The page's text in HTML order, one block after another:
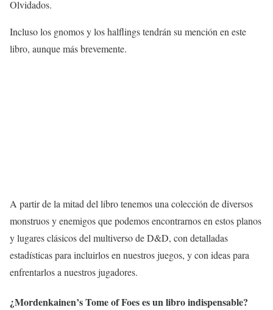
Olvidados.
Incluso los gnomos y los halflings tendrán su mención en este
libro, aunque más brevemente.
A partir de la mitad del libro tenemos una colección de diversos
monstruos y enemigos que podemos encontrarnos en estos planos
y lugares clásicos del multiverso de D&D, con detalladas
estadísticas para incluirlos en nuestros juegos, y con ideas para
enfrentarlos a nuestros jugadores.
¿Mordenkainen’s Tome of Foes es un libro indispensable?